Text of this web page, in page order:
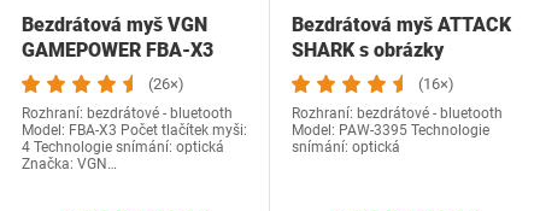
Bezdrátová myš VGN
GAMEPOWER FBA-X3
(26×)
Rozhraní: bezdrátové - bluetooth
Model: FBA-X3 Počet tlačítek myši:
4 Technologie snímání: optická
Značka: VGN…
Bezdrátová myš ATTACK
SHARK s obrázky
(16×)
Rozhraní: bezdrátové - bluetooth
Model: PAW-3395 Technologie
snímání: optická